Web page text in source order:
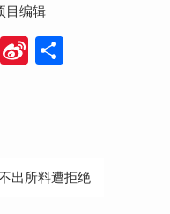
目编辑
Sina分
出所料遭拒绝